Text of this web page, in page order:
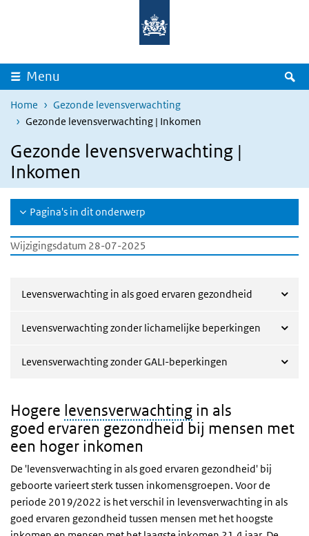
Overslaan en naar de inhoud gaan
Menu
Home
Gezonde levensverwachting
Gezonde levensverwachting | Inkomen
Gezonde levensverwachting |
Inkomen
Pagina's in dit onderwerp
Wijzigingsdatum 28-07-2025
Levensverwachting in als goed ervaren gezondheid
Levensverwachting zonder lichamelijke beperkingen
Levensverwachting zonder GALI-beperkingen
Hogere levensverwachting in als
goed ervaren gezondheid bij mensen met
een hoger inkomen
De 'levensverwachting in als goed ervaren gezondheid' bij
geboorte varieert sterk tussen inkomensgroepen. Voor de
periode 2019/2022 is het verschil in levensverwachting in als
goed ervaren gezondheid tussen mensen met het hoogste